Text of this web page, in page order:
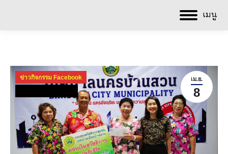
เมนู
เม.ย.
8
ข่าวกิจกรรม Facebook